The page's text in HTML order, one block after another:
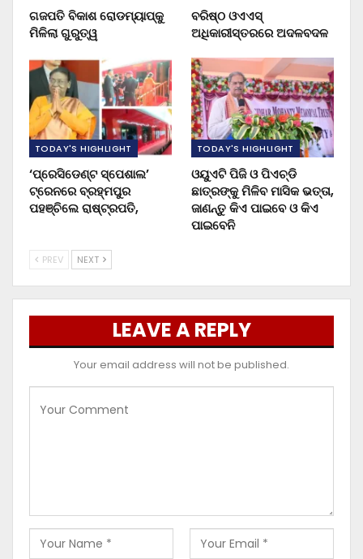
ଗଜପତି ବିକାଶ ରୋଡମ୍ୟାପ୍‌କୁ
ମିଳିଲା ଗୁରୁତ୍ୱ
ବରିଷ୍ଠ ଓଏଏସ୍‌
ଅଧିକାରୀସ୍ତରରେ ଅଦଳବଦଳ
TODAY'S HIGHLIGHT
‘ପ୍ରେସିଡେଣ୍ଟ ସ୍ପେଶାଲ’
ଟ୍ରେନରେ ବ୍ରହ୍ମପୁର
ପହଞ୍ଚିଲେ ରାଷ୍ଟ୍ରପତି,
TODAY'S HIGHLIGHT
ଓୟୁଏଟି ପିଜି ଓ ପିଏଚ୍‌ଡି
ଛାତ୍ରଙ୍କୁ ମିଳିବ ମାସିକ ଭତ୍ତା,
ଜାଣନ୍ତୁ କିଏ ପାଇବେ ଓ କିଏ
ପାଇବେନି
PREV NEXT
LEAVE A REPLY
Your email address will not be published.